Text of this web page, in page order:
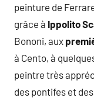
peinture de
grâce à Ippolito
Bononi, aux
à Cento, à
peintre très
des pontifes et